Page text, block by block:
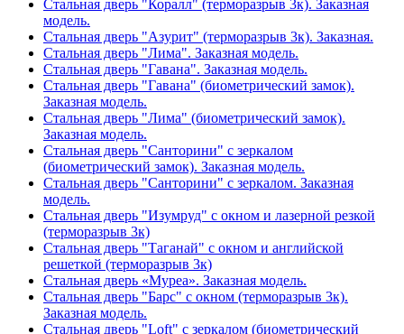
Стальная дверь "Коралл" (терморазрыв 3к). Заказная
модель.
Стальная дверь "Азурит" (терморазрыв 3к). Заказная.
Стальная дверь "Лима". Заказная модель.
Стальная дверь "Гавана". Заказная модель.
Стальная дверь "Гавана" (биометрический замок).
Заказная модель.
Стальная дверь "Лима" (биометрический замок).
Заказная модель.
Стальная дверь "Санторини" с зеркалом
(биометрический замок). Заказная модель.
Стальная дверь "Санторини" с зеркалом. Заказная
модель.
Стальная дверь "Изумруд" с окном и лазерной резкой
(терморазрыв 3к)
Стальная дверь "Таганай" с окном и английской
решеткой (терморазрыв 3к)
Стальная дверь «Муреа». Заказная модель.
Стальная дверь "Барс" с окном (терморазрыв 3к).
Заказная модель.
Стальная дверь "Loft" с зеркалом (биометрический